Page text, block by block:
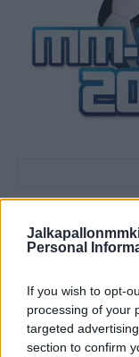
Personal
If you wish to opt-
processing of your
targeted
section to confirm